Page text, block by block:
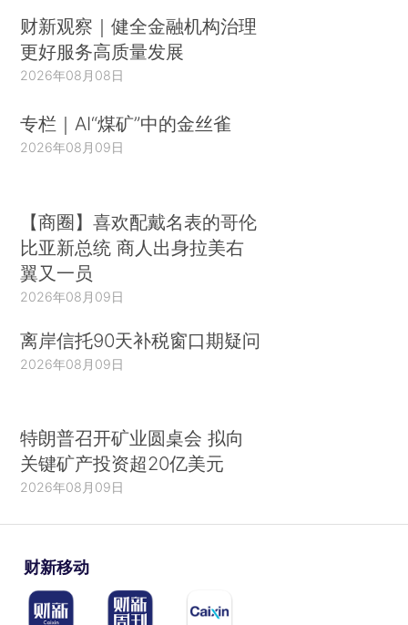
财新观察｜健全金融机构治理
更好服务高质量发展
2026年08月08日
专栏｜AI“煤矿”中的金丝雀
2026年08月09日
【商圈】喜欢配戴名表的哥伦
比亚新总统 商人出身拉美右
翼又一员
2026年08月09日
离岸信托90天补税窗口期疑问
2026年08月09日
特朗普召开矿业圆桌会 拟向
关键矿产投资超20亿美元
2026年08月09日
财新移动